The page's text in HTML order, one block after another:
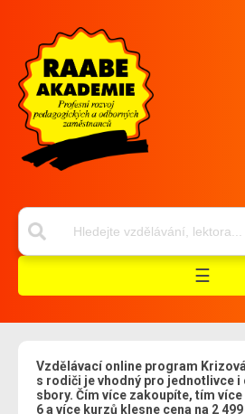
☰
Vzdělávací online program
s rodiči je vhodný pro jednotlivce
sbory. Čím více zakoupíte, tím
6 a více kurzů klesne cena na 2 499